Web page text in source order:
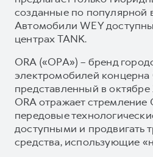
созданные по популярной
Автомобили WEY
центрах TANK.
ORA («ОРА») – бренд
электромобилей
представленный в октябре
ORA отражает стремление
передовые
доступными и продвигать
средства, использующие